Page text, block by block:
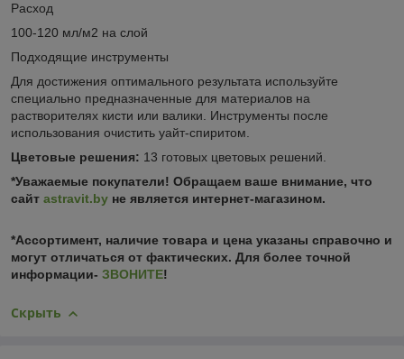
Расход
100-120 мл/м2 на слой
Подходящие инструменты
Для достижения оптимального результата используйте
специально предназначенные для материалов на
растворителях кисти или валики. Инструменты после
использования очистить уайт-спиритом.
Цветовые решения: 13 готовых цветовых решений.
*Уважаемые покупатели! Обращаем ваше внимание, что
сайт astravit.by не является интернет-магазином.
*Ассортимент, наличие товара и цена указаны справочно и
могут отличаться от фактических. Для более точной
информации- ЗВОНИТЕ!
Скрыть